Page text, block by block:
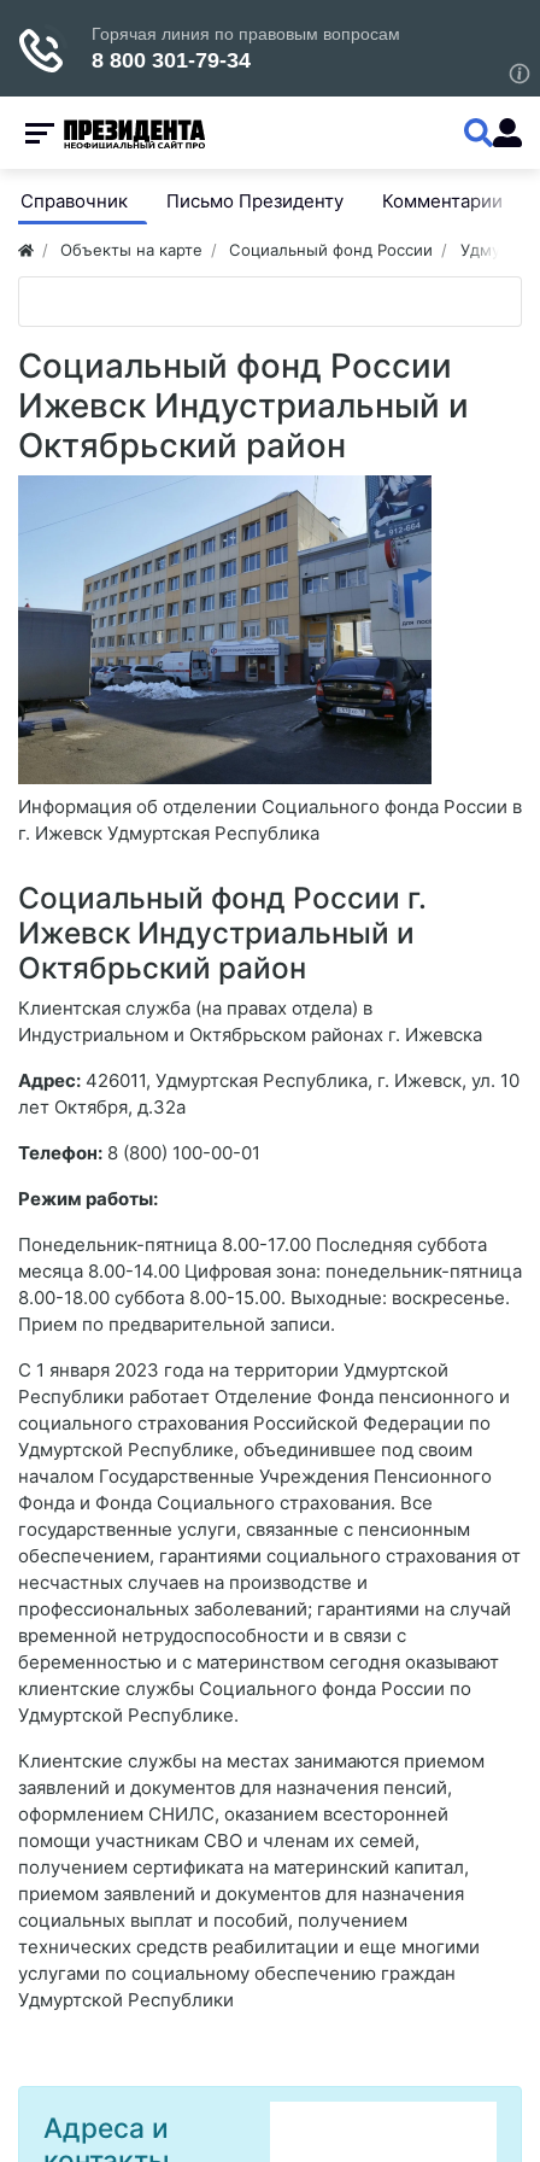
Справочник Письмо Президенту Комментарии
Объекты на карте Социальный фонд России Удмуртия
Социальный фонд России
Ижевск Индустриальный и
Октябрьский район
Информация об отделении Социального фонда России в
г. Ижевск Удмуртская Республика
Социальный фонд России г.
Ижевск Индустриальный и
Октябрьский район
Клиентская служба (на правах отдела) в
Индустриальном и Октябрьском районах г. Ижевска
Адрес: 426011, Удмуртская Республика, г. Ижевск, ул. 10
лет Октября, д.32а
Телефон: 8 (800) 100-00-01
Режим работы:
Понедельник-пятница 8.00-17.00 Последняя суббота
месяца 8.00-14.00 Цифровая зона: понедельник-пятница
8.00-18.00 суббота 8.00-15.00. Выходные: воскресенье.
Прием по предварительной записи.
С 1 января 2023 года на территории Удмуртской
Республики работает Отделение Фонда пенсионного и
социального страхования Российской Федерации по
Удмуртской Республике, объединившее под своим
началом Государственные Учреждения Пенсионного
Фонда и Фонда Социального страхования. Все
государственные услуги, связанные с пенсионным
обеспечением, гарантиями социального страхования от
несчастных случаев на производстве и
профессиональных заболеваний; гарантиями на случай
временной нетрудоспособности и в связи с
беременностью и с материнством сегодня оказывают
клиентские службы Социального фонда России по
Удмуртской Республике.
Клиентские службы на местах занимаются приемом
заявлений и документов для назначения пенсий,
оформлением СНИЛС, оказанием всесторонней
помощи участникам СВО и членам их семей,
получением сертификата на материнский капитал,
приемом заявлений и документов для назначения
социальных выплат и пособий, получением
технических средств реабилитации и еще многими
услугами по социальному обеспечению граждан
Удмуртской Республики
Адреса и